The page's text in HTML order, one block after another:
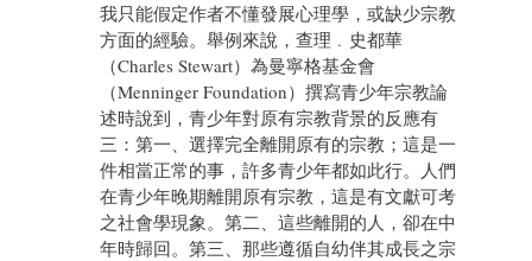
我只能假定作者不懂發展心理學，或缺少宗教
方面的經驗。舉例來說，查理﹒史都華
（Charles Stewart）為曼寧格基金會
（Menninger Foundation）撰寫青少年宗教論
述時說到，青少年對原有宗教背景的反應有
三：第一、選擇完全離開原有的宗教；這是一
件相當正常的事，許多青少年都如此行。人們
在青少年晚期離開原有宗教，這是有文獻可考
之社會學現象。第二、這些離開的人，卻在中
年時歸回。第三、那些遵循自幼伴其成長之宗